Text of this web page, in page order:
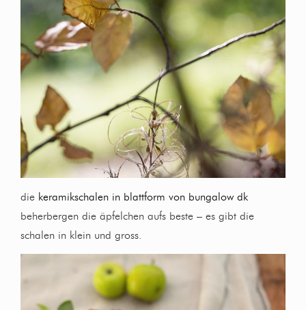
die keramikschalen in blattform von bungalow dk
beherbergen die äpfelchen aufs beste – es gibt die
schalen in klein und gross.